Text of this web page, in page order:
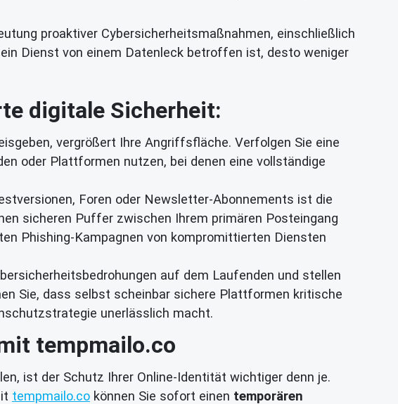
proaktiver Cybersicherheitsmaßnahmen, einschließlich
Dienst von einem Datenleck betroffen ist, desto weniger
digitale Sicherheit:
vergrößert Ihre Angriffsfläche. Verfolgen Sie eine
oder Plattformen nutzen, bei denen eine vollständige
Foren oder Newsletter-Abonnements ist die
sicheren Puffer zwischen Ihrem primären Posteingang
Phishing-Kampagnen von kompromittierten Diensten
auf dem Laufenden und stellen
Sie, dass selbst scheinbar sichere Plattformen kritische
unerlässlich macht.
tempmailo.co
ist der Schutz Ihrer Online-Identität wichtiger denn je.
tempmailo.co können Sie sofort einen temporären